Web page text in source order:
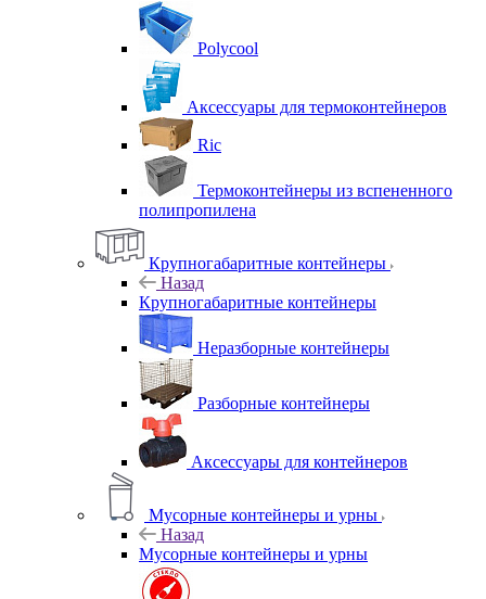
Polycool
Аксессуары для термоконтейнеров
Ric
Термоконтейнеры из вспененного
полипропилена
Крупногабаритные контейнеры
Назад
Крупногабаритные контейнеры
Неразборные контейнеры
Разборные контейнеры
Аксессуары для контейнеров
Мусорные контейнеры и урны
Назад
Мусорные контейнеры и урны